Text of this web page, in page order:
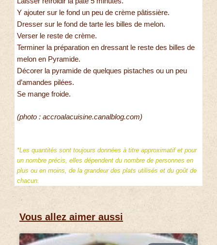
Y ajouter sur le fond un peu de crème pâtissière.
Dresser sur le fond de tarte les billes de melon.
Verser le reste de crème.
Terminer la préparation en dressant le reste des billes de
melon en Pyramide.
Décorer la pyramide de quelques pistaches ou un peu
d’amandes pilées.
Se mange froide.
(photo : accroalacuisine.canalblog.com)
*Les quantités sont toujours données à titre approximatif et pour
un nombre précis, elles dépendent du nombre de personnes en
plus ou en moins, de la grandeur des plats utilisés et du goût de
chacun.
Vous allez aimer aussi